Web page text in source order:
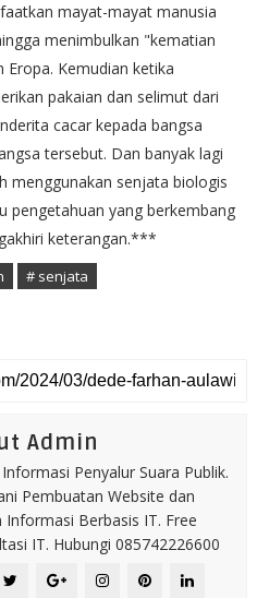
mayat-mayat manusia
menimbulkan "kematian
Kemudian ketika
pakaian dan selimut dari
cacar kepada bangsa
tersebut. Dan banyak lagi
menggunakan senjata biologis
pengetahuan yang berkembang
keterangan.***
# senjata
Admin
Penyalur Suara Publik.
Pembuatan Website dan
Informasi Berbasis IT. Free
IT. Hubungi 085742226600